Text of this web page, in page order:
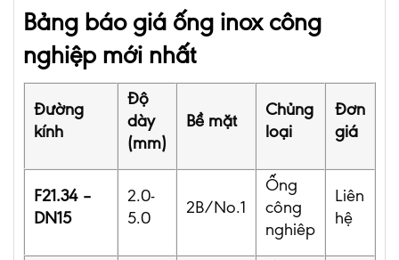
Bảng báo giá ống inox công
nghiệp mới nhất
Đường
kính
Độ
dày
(mm)
Bề mặt
Chủng
loại
Đơn
giá
F21.34 –
DN15
2.0-
5.0
2B/No.1
Ống
công
nghiêp
Liên
hệ